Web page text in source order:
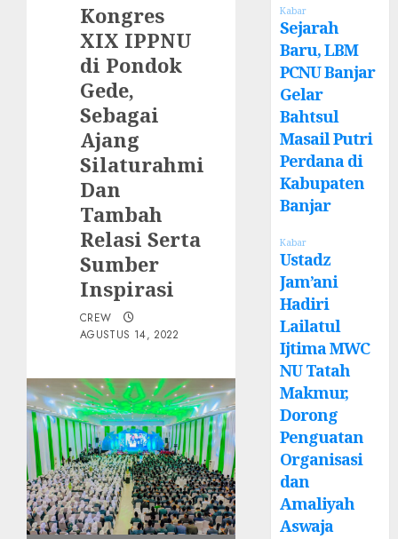
Kongres
XIX IPPNU
di Pondok
Gede,
Sebagai
Ajang
Silaturahmi
Dan
Tambah
Relasi Serta
Sumber
Inspirasi
CREW
AGUSTUS 14, 2022
Kabar
Sejarah
Baru, LBM
PCNU Banjar
Gelar
Bahtsul
Masail Putri
Perdana di
Kabupaten
Banjar
Kabar
Ustadz
Jam’ani
Hadiri
Lailatul
Ijtima MWC
NU Tatah
Makmur,
Dorong
Penguatan
Organisasi
dan
Amaliyah
Aswaja